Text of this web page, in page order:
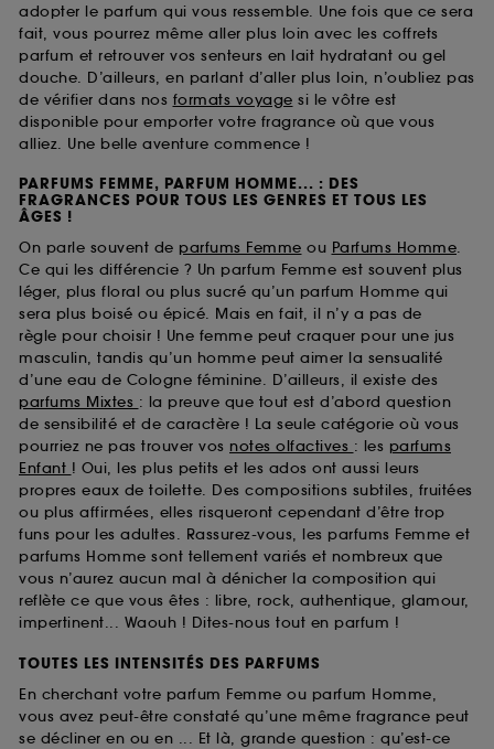
adopter le parfum qui vous ressemble. Une fois que ce sera
fait, vous pourrez même aller plus loin avec les coffrets
parfum et retrouver vos senteurs en lait hydratant ou gel
douche. D’ailleurs, en parlant d’aller plus loin, n’oubliez pas
de vérifier dans nos formats voyage si le vôtre est
disponible pour emporter votre fragrance où que vous
alliez. Une belle aventure commence !
PARFUMS FEMME, PARFUM HOMME... : DES
FRAGRANCES POUR TOUS LES GENRES ET TOUS LES
ÂGES !
On parle souvent de parfums Femme ou Parfums Homme.
Ce qui les différencie ? Un parfum Femme est souvent plus
léger, plus floral ou plus sucré qu’un parfum Homme qui
sera plus boisé ou épicé. Mais en fait, il n’y a pas de
règle pour choisir ! Une femme peut craquer pour une jus
masculin, tandis qu’un homme peut aimer la sensualité
d’une eau de Cologne féminine. D’ailleurs, il existe des
parfums Mixtes : la preuve que tout est d’abord question
de sensibilité et de caractère ! La seule catégorie où vous
pourriez ne pas trouver vos notes olfactives : les parfums
Enfant ! Oui, les plus petits et les ados ont aussi leurs
propres eaux de toilette. Des compositions subtiles, fruitées
ou plus affirmées, elles risqueront cependant d’être trop
funs pour les adultes. Rassurez-vous, les parfums Femme et
parfums Homme sont tellement variés et nombreux que
vous n’aurez aucun mal à dénicher la composition qui
reflète ce que vous êtes : libre, rock, authentique, glamour,
impertinent... Waouh ! Dites-nous tout en parfum !
TOUTES LES INTENSITÉS DES PARFUMS
En cherchant votre parfum Femme ou parfum Homme,
vous avez peut-être constaté qu’une même fragrance peut
se décliner en ou en ... Et là, grande question : qu’est-ce